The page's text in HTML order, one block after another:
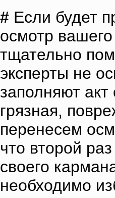
# Если будет
осмотр
тщательно
эксперты не
заполняют
грязная,
перенесем
что второй
своего
необходимо